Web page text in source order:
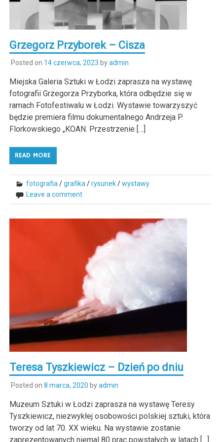
Grzegorz Przyborek – Cisza
Posted on 14 czerwca, 2023 byadmin
Miejska Galeria Sztuki w Łodzi zaprasza na wystawę
fotografii Grzegorza Przyborka, która odbędzie się w
ramach Fotofestiwalu w Łodzi. Wystawie towarzyszyć
będzie premiera filmu dokumentalnego Andrzeja P.
Florkowskiego „KOAN. Przestrzenie […]
READ MORE
fotografia/grafika/rysunek/wystawy
Leave a comment
Teresa Tyszkiewicz – Dzień po dniu
Posted on 8 marca, 2020 byadmin
Muzeum Sztuki w Łodzi zaprasza na wystawę Teresy
Tyszkiewicz, niezwykłej osobowości polskiej sztuki, która
tworzy od lat 70. XX wieku. Na wystawie zostanie
zaprezentowanych niemal 80 prac powstałych w latach […]